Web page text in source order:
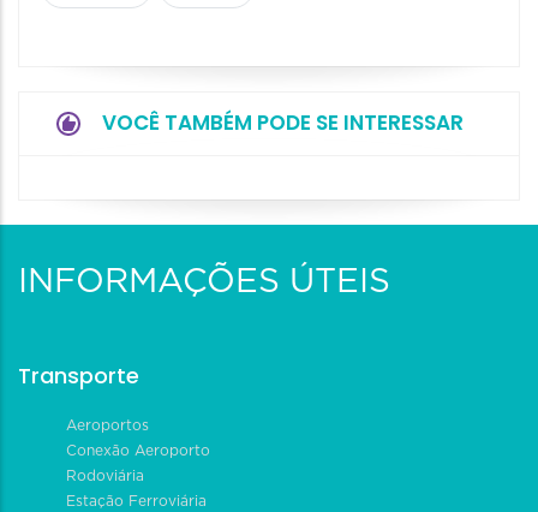
VOCÊ TAMBÉM PODE SE INTERESSAR
INFORMAÇÕES ÚTEIS
Transporte
Aeroportos
Conexão Aeroporto
Rodoviária
Estação Ferroviária